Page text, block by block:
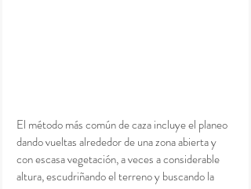
El método más común de caza incluye el planeo
dando vueltas alrededor de una zona abierta y
con escasa vegetación, a veces a considerable
altura, escudriñando el terreno y buscando la